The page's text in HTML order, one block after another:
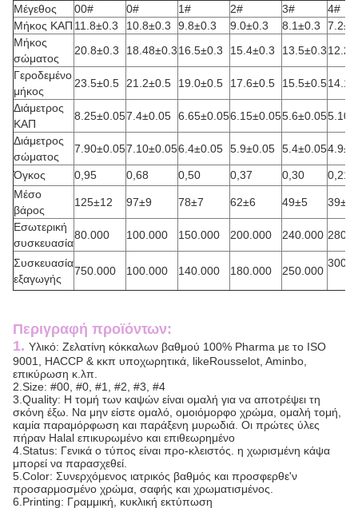
Μέγεθος 00# 0# 1# 2# 3#
4#
Μήκος ΚΑΠ 11.8±0.3 10.8±0.3 9.8±0.3 9.0±0.3 8.1±0.3
Μήκος
σώματος
20.8±0.3 18.48±0.316.5±0.3 15.4±0.3 13.5±0.3
Γεροδεμένο
μήκος
23.5±0.5 21.2±0.5 19.0±0.5 17.6±0.5 15.5±0.5
Διάμετρος
ΚΑΠ
8.25±0.057.4±0.05 6.65±0.056.15±0.055.6±0.05
Διάμετρος
σώματος
7.90±0.057.10±0.056.4±0.05 5.9±0.05 5.4±0.05
Όγκος 0,95 0,68 0,50 0,37 0,30
0,21
Μέσο
βάρος
125±12 97±9 78±7 62±6 49±5
39±4
Εσωτερική
συσκευασία
80.000 100.000 150.000 200.000 240.000
Συσκευασία
εξαγωγής
750.000 100.000 140.000 180.000 250.000
Περιγραφή προϊόντων:
1. Υλικό: Ζελατίνη κόκκαλων βαθμού 100% Pharma με το ISO
9001, HACCP & κκπ υποχωρητικά, likeRousselot, Aminbo,
επικύρωση κ.λπ.
2.Size: #00, #0, #1, #2, #3, #4
3.Quality: Η τομή των καψών είναι ομαλή για να αποτρέψει τη
σκόνη έξω. Να μην είστε ομαλό, ομοιόμορφο χρώμα, ομαλή τομή,
καμία παραμόρφωση και παράξενη μυρωδιά. Οι πρώτες ύλες
πήραν Halal επικυρωμένο και επιθεωρημένο
4.Status: Γενικά ο τύπος είναι προ-κλειστός. η χωρισμένη κάψα
μπορεί να παρασχεθεί.
5.Color: Συνερχόμενος ιατρικός βαθμός και προσφερθε'ν
προσαρμοσμένο χρώμα, σαφής και χρωματισμένος.
6.Printing: Γραμμική, κυκλική εκτύπωση